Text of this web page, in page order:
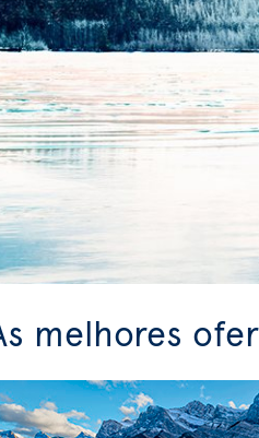
melhores